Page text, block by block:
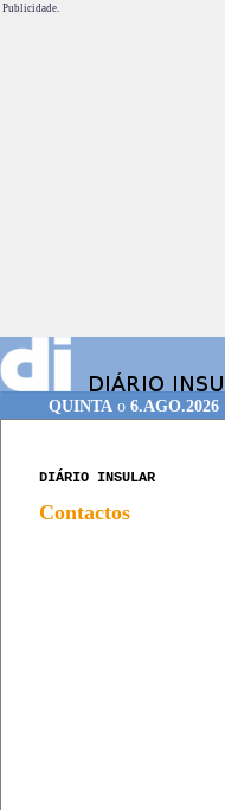
Publicidade.
QUINTAo 6.AGO.2026
DIÁRIO INSULAR
Contactos